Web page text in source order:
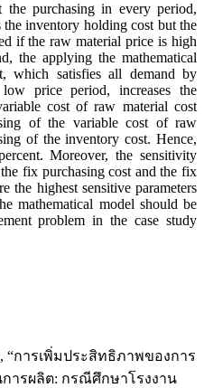
the purchasing in every period,
inventory holding cost but the
if the raw material price is high
the applying the mathematical
which satisfies all demand by
price period, increases the
cost of raw material cost
of the variable cost of raw
of the inventory cost. Hence,
Moreover, the sensitivity
fix purchasing cost and the fix
the highest sensitive parameters
mathematical model should be
problem in the case study
“การเพิ่มประสิทธิภาพของการ
ารผลิต: กรณีศึกษาโรงงาน